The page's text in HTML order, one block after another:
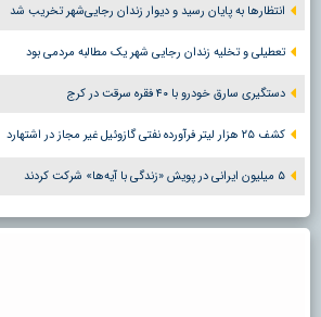
انتظارها به پایان رسید و دیوار زندان رجایی‌شهر تخریب شد
تعطیلی و تخلیه زندان رجایی شهر یک مطالبه مردمی بود
دستگیری سارق خودرو با ۴۰ فقره سرقت در کرج
کشف ۲۵ هزار لیتر فرآورده نفتی گازوئیل غیر مجاز در اشتهارد
۵ میلیون ایرانی در پویش «زندگی با آیه‌ها» شرکت کردند